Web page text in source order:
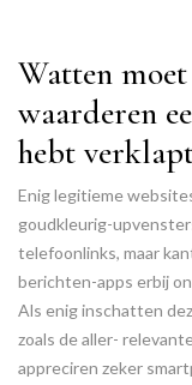
Watten
waarderen
hebt
Enig legitieme
goudkleurig-
telefoonlinks, maar
berichten-apps erbij
Als enig inschatten
zoals de aller-
appreciren zeker